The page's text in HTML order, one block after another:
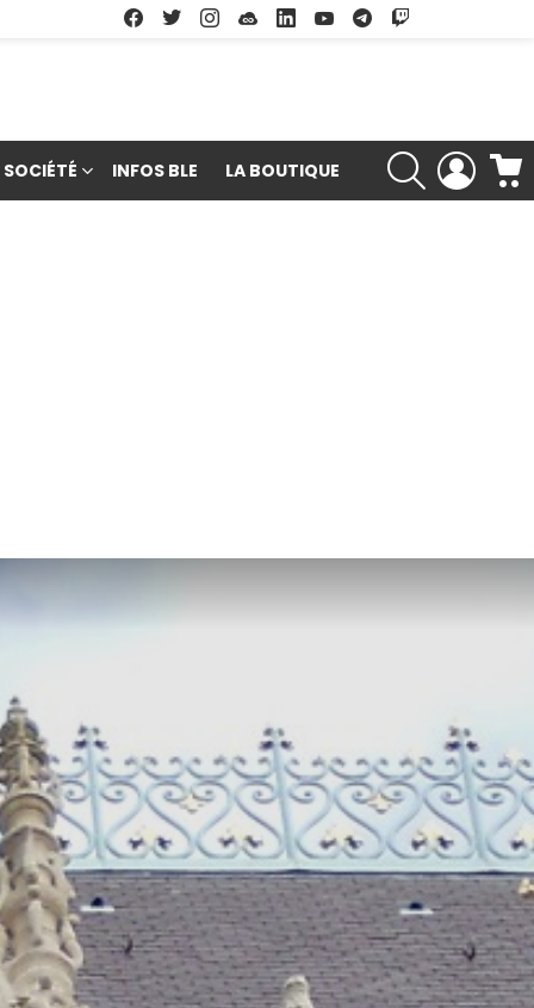
Facebook
TwitterInstagramSoundcloud
LinkedinYoutubeGoogle Play
SOCIÉTÉ INFOS BLE LA BOUTIQUE
RECHERCHE
LOGIN